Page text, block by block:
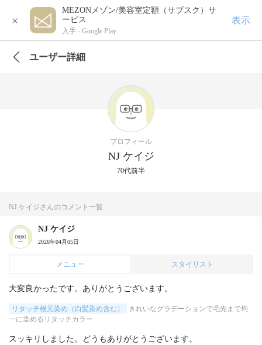
×
MEZONメゾン/美容室定額（サブスク）サ
ービス
入手 - Google Play
表示
ユーザー詳細
プロフィール
NJ ケイジ
70代前半
NJ ケイジさんのコメント一覧
NJ ケイジ
2026年04月05日
メニュー スタイリスト
リタッチ根元染め（白髪染め含む）
きれいなグラデーションで毛先まで均
一に染めるリタッチカラー
スッキリしました。どうもありがとうございます。